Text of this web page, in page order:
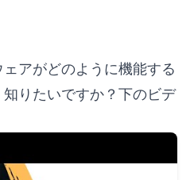
アがどのように機能する
りたいですか？下のビデ